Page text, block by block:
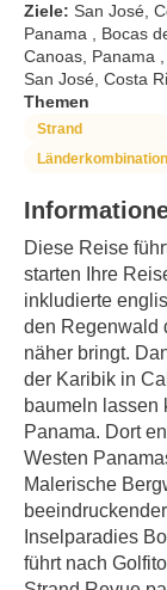
Ziele: San José,
Panama , Bocas
Canoas, Panama
San José, Costa
Themen
Strand
Diese Reise
starten Ihre
inkludierte
den Regenwald
näher bringt.
der Karibik in
baumeln lassen
Panama. Dort
Westen
Malerische
Inselparadies
führt nach